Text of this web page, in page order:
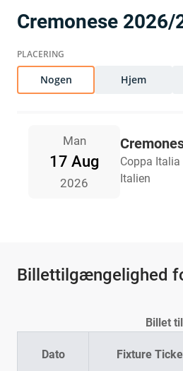
Cremonese 2026/
Nogen Hjem
Man
17 Aug
2026
Coppa Italia
Italien
Billettilgængelighed
Billet
Dato Fixture